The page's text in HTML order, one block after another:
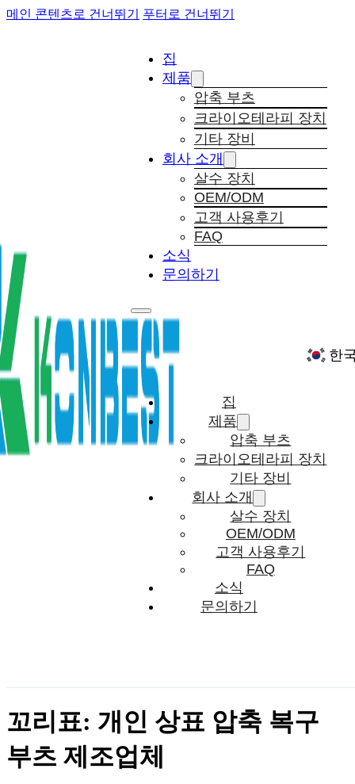
메인 콘텐츠로 건너뛰기 푸터로 건너뛰기
집
제품
압축 부츠
크라이오테라피 장치
기타 장비
회사 소개
살수 장치
OEM/ODM
고객 사용후기
FAQ
소식
문의하기
집
제품
압축 부츠
크라이오테라피 장치
기타 장비
회사 소개
살수 장치
OEM/ODM
고객 사용후기
FAQ
소식
문의하기
한
꼬리표: 개인 상표 압축 복구
부츠 제조업체